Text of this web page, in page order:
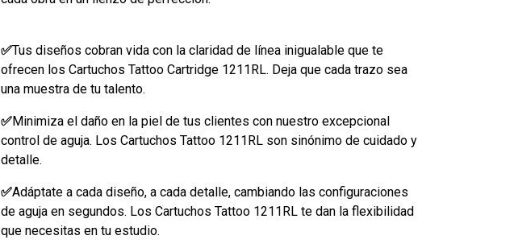
✅Tus diseños cobran vida con la claridad de línea inigualable que te
ofrecen los Cartuchos Tattoo Cartridge 1211RL. Deja que cada trazo sea
una muestra de tu talento.
✅Minimiza el daño en la piel de tus clientes con nuestro excepcional
control de aguja. Los Cartuchos Tattoo 1211RL son sinónimo de cuidado y
detalle.
✅Adáptate a cada diseño, a cada detalle, cambiando las configuraciones
de aguja en segundos. Los Cartuchos Tattoo 1211RL te dan la flexibilidad
que necesitas en tu estudio.